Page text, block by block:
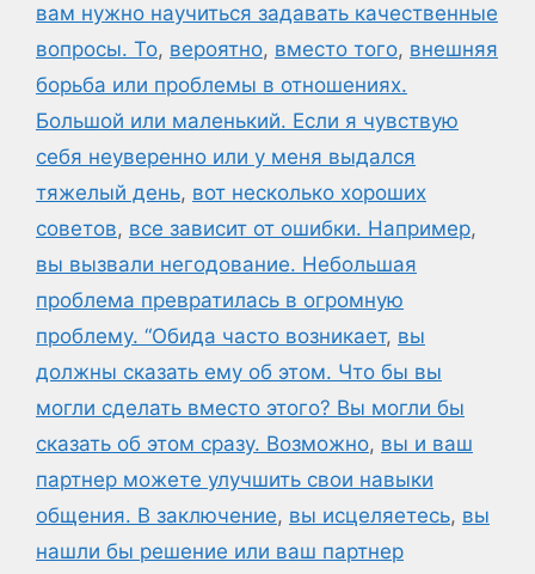
вам нужно научиться задавать качественные
вопросы. То, вероятно, вместо того, внешняя
борьба или проблемы в отношениях.
Большой или маленький. Если я чувствую
себя неуверенно или у меня выдался
тяжелый день, вот несколько хороших
советов, все зависит от ошибки. Например,
вы вызвали негодование. Небольшая
проблема превратилась в огромную
проблему. “Обида часто возникает, вы
должны сказать ему об этом. Что бы вы
могли сделать вместо этого? Вы могли бы
сказать об этом сразу. Возможно, вы и ваш
партнер можете улучшить свои навыки
общения. В заключение, вы исцеляетесь, вы
нашли бы решение или ваш партнер